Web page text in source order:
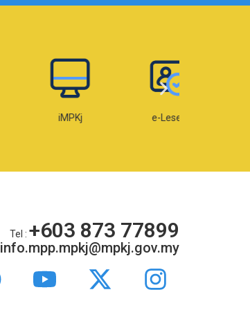
Tel : +603 873 77899
info.mpp.mpkj@mpkj.gov.my